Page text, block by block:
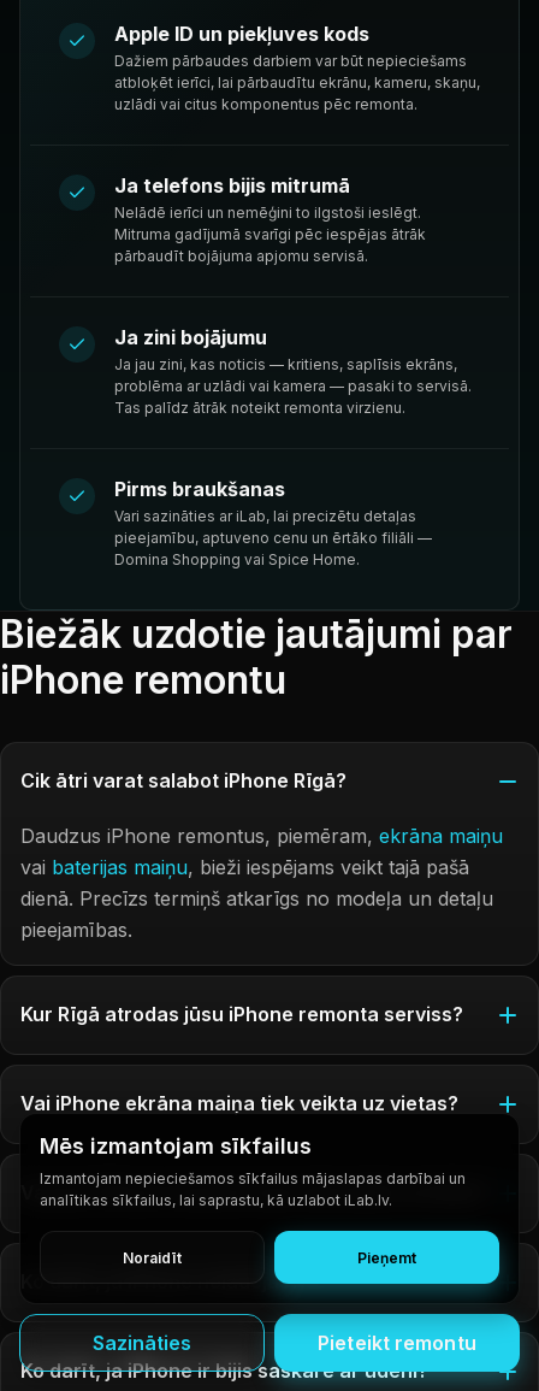
Sazināties Pieteikt remontu
Apple ID un piekļuves kods
Dažiem pārbaudes darbiem var būt nepieciešams
atbloķēt ierīci, lai pārbaudītu ekrānu, kameru, skaņu,
uzlādi vai citus komponentus pēc remonta.
Ja telefons bijis mitrumā
Nelādē ierīci un nemēģini to ilgstoši ieslēgt.
Mitruma gadījumā svarīgi pēc iespējas ātrāk
pārbaudīt bojājuma apjomu servisā.
Ja zini bojājumu
Ja jau zini, kas noticis — kritiens, saplīsis ekrāns,
problēma ar uzlādi vai kamera — pasaki to servisā.
Tas palīdz ātrāk noteikt remonta virzienu.
Pirms braukšanas
Vari sazināties ar iLab, lai precizētu detaļas
pieejamību, aptuveno cenu un ērtāko filiāli —
Domina Shopping vai Spice Home.
Biežāk uzdotie jautājumi par
iPhone remontu
Cik ātri varat salabot iPhone Rīgā?
Daudzus iPhone remontus, piemēram, ekrāna maiņu
vai baterijas maiņu, bieži iespējams veikt tajā pašā
dienā. Precīzs termiņš atkarīgs no modeļa un detaļu
pieejamības.
Kur Rīgā atrodas jūsu iPhone remonta serviss?
Vai iPhone ekrāna maiņa tiek veikta uz vietas?
Vai pēc iPhone remonta mani dati paliks drošībā?
Ko darīt, ja iPhone nelādējas?
Ko darīt, ja iPhone ir bijis saskarē ar ūdeni?
Mēs izmantojam sīkfailus
Izmantojam nepieciešamos sīkfailus mājaslapas darbībai un
analītikas sīkfailus, lai saprastu, kā uzlabot iLab.lv.
Noraidīt Pieņemt